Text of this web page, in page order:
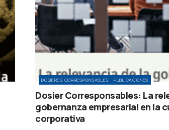
DOSIERES CORRESPONSABLES PUBLICACIONES
Dosier Corresponsables: La
gobernanza empresarial en la
corporativa